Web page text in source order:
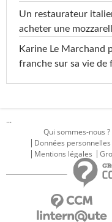
Un restaurateur
acheter une
Karine Le Marchand
franche sur sa vie de
...
Qui sommes-nous ?
Données personnelles
Mentions légales